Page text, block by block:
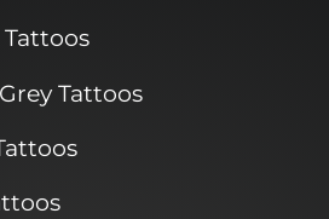
Tattoos